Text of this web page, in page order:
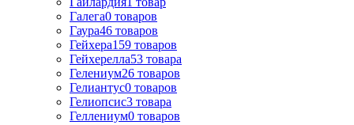
Галега0 товаров
Гаура46 товаров
Гейхера159 товаров
Гейхерелла53 товара
Гелениум26 товаров
Гелиантус0 товаров
Гелиопсис3 товара
Геллениум0 товаров